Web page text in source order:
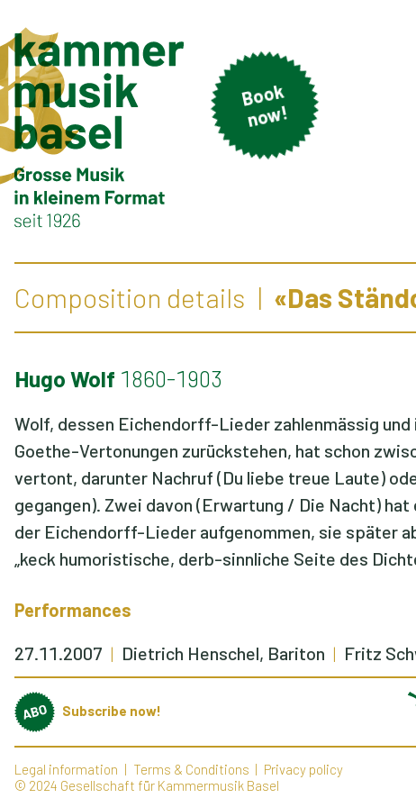
B
o
o
k
n
o
w!
Composition details «Das
Hugo Wolf 1860-1903
Wolf, dessen Eichendorff-Lieder zahlenmässig
Goethe-Vertonungen zurückstehen, hat schon
vertont, darunter Nachruf (Du liebe treue Laute)
gegangen). Zwei davon (Erwartung / Die Nacht)
der Eichendorff-Lieder aufgenommen, sie später
„keck humoristische, derb-sinnliche Seite des
Performances
27.11.2007
Dietrich Henschel, Bariton Fritz
Subscribe now!
Legal information Terms & Conditions
Privacy policy
© 2024 Gesellschaft für Kammermusik Basel